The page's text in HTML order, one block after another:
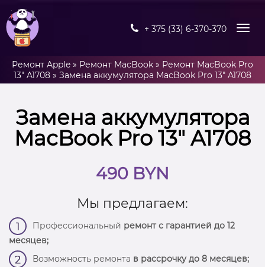
+ 375 (33) 6-370-370
Ремонт Apple » Ремонт MacBook » Ремонт MacBook Pro
13" A1708 » Замена аккумулятора MacBook Pro 13″ A1708
Замена аккумулятора
MacBook Pro 13″ A1708
490 BYN
Мы предлагаем:
1 Профессиональный ремонт с гарантией до 12
месяцев;
2 Возможность ремонта в рассрочку до 8 месяцев;